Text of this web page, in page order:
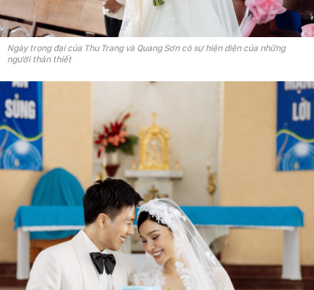
Ngày trọng đại của Thu Trang và Quang Sơn có sự hiện diện của những
người thân thiết